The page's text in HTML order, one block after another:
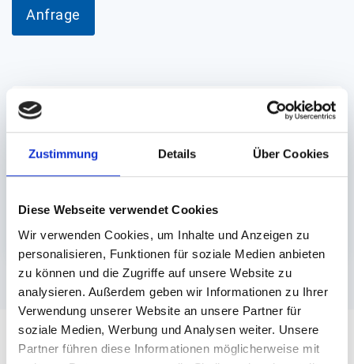
Zustimmung Details Über Cookies
Diese Webseite verwendet Cookies
Wir verwenden Cookies, um Inhalte und Anzeigen zu
personalisieren, Funktionen für soziale Medien anbieten
zu können und die Zugriffe auf unsere Website zu
analysieren. Außerdem geben wir Informationen zu Ihrer
Verwendung unserer Website an unsere Partner für
soziale Medien, Werbung und Analysen weiter. Unsere
Partner führen diese Informationen möglicherweise mit
Anfrage
PS:
Wir lagern Ihre bedruckten Verpackungen
kostenfrei in unserem Logistikzentrum ein.
Sobald Sie Nachschub brauchen, rufen Sie
Mehr zu unserem besonderen Service finden Sie
WICHTIG ZU WISSEN
Unser Angebot richtet sich ausschließlich an